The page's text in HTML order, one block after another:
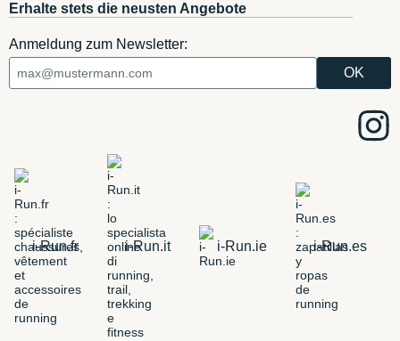
Erhalte stets die neusten Angebote
Anmeldung zum Newsletter:
i-Run.fr i-Run.it i-Run.ie i-Run.es